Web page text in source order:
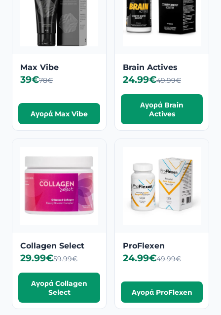
Max Vibe
39€78€
Αγορά Max Vibe
Brain Actives
24.99€49.99€
Αγορά Brain
Actives
Collagen Select
29.99€59.99€
Αγορά Collagen
Select
ProFlexen
24.99€49.99€
Αγορά ProFlexen